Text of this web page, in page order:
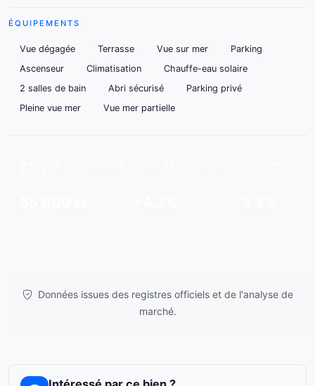
ÉQUIPEMENTS
Vue dégagée Terrasse Vue sur mer
Parking
Ascenseur
Climatisation
Chauffe-eau solaire
2 salles de bain
Abri sécurisé
Parking privé
Pleine vue mer
Vue mer partielle
Données issues des registres officiels et de l'analyse de
marché.